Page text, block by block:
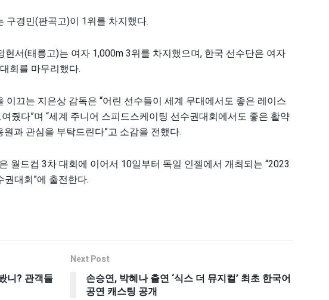
구경민(판곡고)이 1위를 차지했다.
현서(태릉고)는 여자 1,000m 3위를 차지했으며, 한국 선수단은 여자
회를 마무리했다.
끄는 지은상 감독은 “어린 선수들이 세계 무대에서도 좋은 레이스
줬다”며 “세계 주니어 스피드스케이팅 선수권대회에서도 좋은 활약
과 관심을 부탁드린다”고 소감을 전했다.
월드컵 3차 대회에 이어서 10일부터 독일 인젤에서 개최되는 “2023
대회”에 출전한다.
니? 관객들
Next Post
손승연, 박혜나 출연 ‘식스 더 뮤지컬’ 최초 한국어
공연 캐스팅 공개